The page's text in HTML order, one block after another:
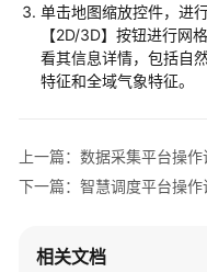
中
心
操
作
智
度
单击地图缩放控件，进
【2D/3D】按钮进行网
看其信息详情，包括自
特征和全域气象特征。
上一篇：数据采集平台操作
下一篇：智慧调度平台操作
相关文档